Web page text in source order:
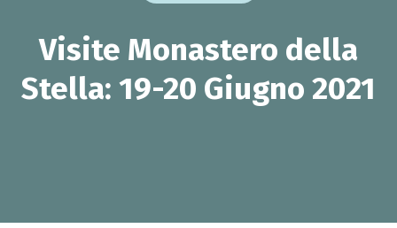
Visite Monastero della
Stella: 19-20 Giugno 2021